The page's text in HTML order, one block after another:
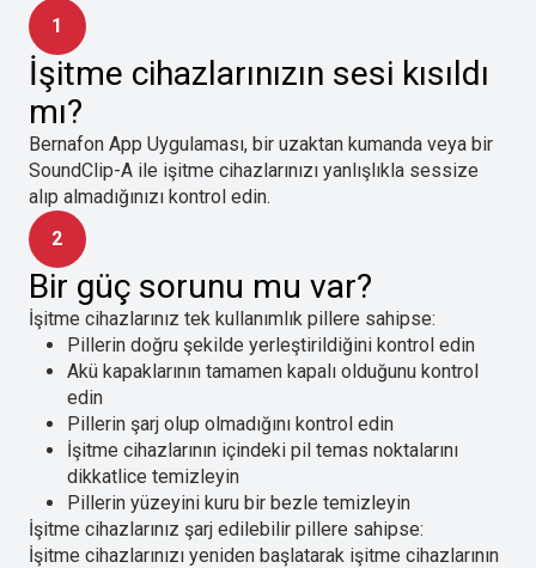
1
İşitme cihazlarınızın sesi kısıldı
mı?
Bernafon App Uygulaması, bir uzaktan kumanda veya bir
SoundClip-A ile işitme cihazlarınızı yanlışlıkla sessize
alıp almadığınızı kontrol edin.
2
Bir güç sorunu mu var?
İşitme cihazlarınız tek kullanımlık pillere sahipse:
Pillerin doğru şekilde yerleştirildiğini kontrol edin
Akü kapaklarının tamamen kapalı olduğunu kontrol
edin
Pillerin şarj olup olmadığını kontrol edin
İşitme cihazlarının içindeki pil temas noktalarını
dikkatlice temizleyin
Pillerin yüzeyini kuru bir bezle temizleyin
İşitme cihazlarınız şarj edilebilir pillere sahipse:
İşitme cihazlarınızı yeniden başlatarak işitme cihazlarının